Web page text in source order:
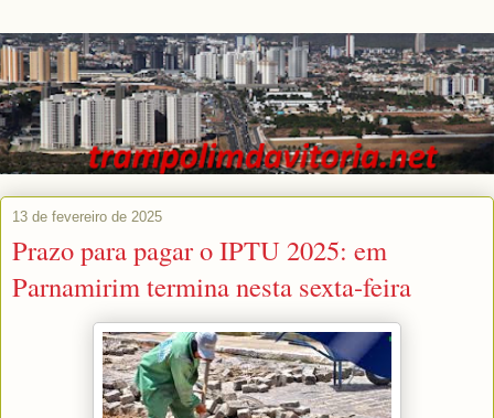
13 de fevereiro de 2025
Prazo para pagar o IPTU 2025: em
Parnamirim termina nesta sexta-feira